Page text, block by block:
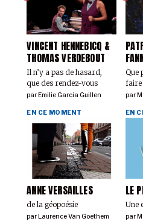
VINCENT HENNEBICQ &
THOMAS VERDEBOUT
Il n’y a pas de hasard,
que des rendez-vous
par Emilie Garcia Guillen
Que
faire
par
ANNE VERSAILLES
de la géopoésie
EN CE MOMENT
parLaurence Van Goethem
LE
Une
EN
par